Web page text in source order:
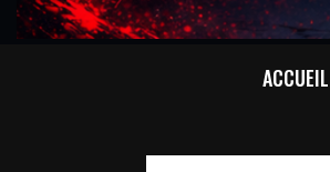
ACCUEIL